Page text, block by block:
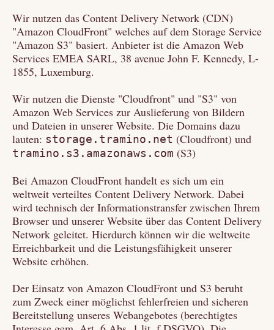
Wir nutzen das Content Delivery Network (CDN)
"Amazon CloudFront" welches auf dem Storage Service
"Amazon S3" basiert. Anbieter ist die Amazon Web
Services EMEA SARL, 38 avenue John F. Kennedy, L-
1855, Luxemburg.
Wir nutzen die Dienste "Cloudfront" und "S3" von
Amazon Web Services zur Auslieferung von Bildern
und Dateien in unserer Website. Die Domains dazu
lauten: storage.tramino.net (Cloudfront) und
tramino.s3.amazonaws.com (S3)
Bei Amazon CloudFront handelt es sich um ein
weltweit verteiltes Content Delivery Network. Dabei
wird technisch der Informationstransfer zwischen Ihrem
Browser und unserer Website über das Content Delivery
Network geleitet. Hierdurch können wir die weltweite
Erreichbarkeit und die Leistungsfähigkeit unserer
Website erhöhen.
Der Einsatz von Amazon CloudFront und S3 beruht
zum Zweck einer möglichst fehlerfreien und sicheren
Bereitstellung unseres Webangebotes (berechtigtes